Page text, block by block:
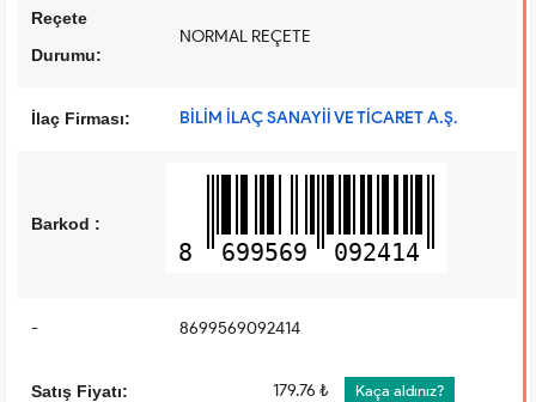
Reçete
Durumu:
NORMAL REÇETE
İlaç Firması: BİLİM İLAÇ SANAYİİ VE TİCARET A.Ş.
Barkod :
8 699569 092414
- 8699569092414
Satış Fiyatı: 179.76 ₺ Kaça aldınız?